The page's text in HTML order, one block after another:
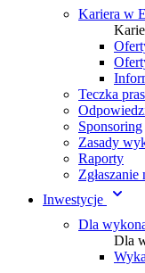
Kariera w
Teczka
Sponsoring
Zasady
Raporty
Zgłaszanie
Inwestycje
Dla
Dla